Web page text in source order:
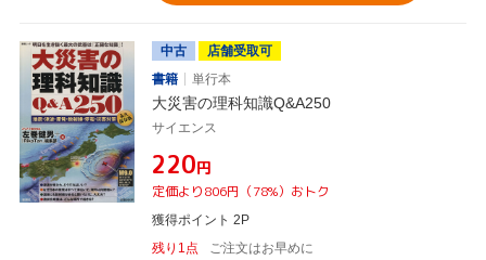
中古
店舗受取可
書籍
単行本
大災害の理科知識Q&A250
サイエンス
¥220円
定価より806円（78%）おトク
獲得ポイント 2P
残り1点
ご注文はお早めに